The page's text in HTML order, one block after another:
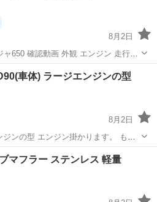
8月2日
済の場合は手数料5%上乗せになり
ます 2026年 6月クーラント液交換 7月オイル交換 ...
カワサキ
車体) ラージエンジンの型
8月2日
ります。 もち
ない状態で キャブ付けて欲しい場合
料金)は付けます。 書類あります。
ホンダ
マフラー ステンレス 軽量